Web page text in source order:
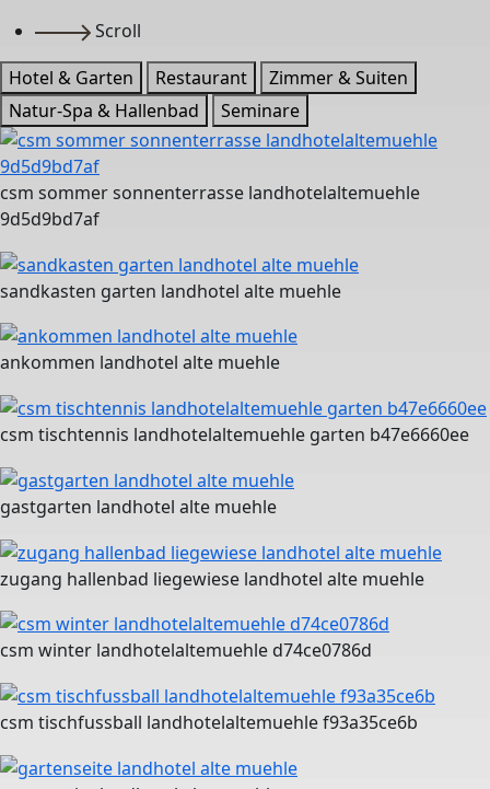
Scroll
Hotel & Garten
Restaurant
Zimmer & Suiten
Natur-Spa & Hallenbad
Seminare
csm sommer sonnenterrasse landhotelaltemuehle
9d5d9bd7af
sandkasten garten landhotel alte muehle
ankommen landhotel alte muehle
csm tischtennis landhotelaltemuehle garten b47e6660ee
gastgarten landhotel alte muehle
zugang hallenbad liegewiese landhotel alte muehle
csm winter landhotelaltemuehle d74ce0786d
csm tischfussball landhotelaltemuehle f93a35ce6b